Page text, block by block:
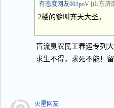
有态度网友001poV [山东济
2楼的爹叫齐天大圣。
盲流臭农民工春运专列
求生不得，求死不能！
火星网友